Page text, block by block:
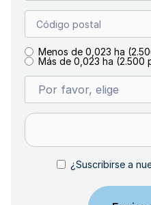
Menos de 0,023 ha
Más de 0,023 ha (2.500
¿Suscribirse a